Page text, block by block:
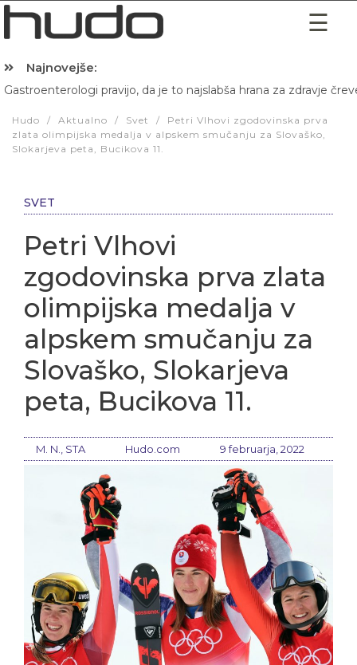
Najnovejše:
Gastroenterologi pravijo, da je to najslabša hrana za zdravje
Hudo / Aktualno / Svet /
Petri Vlhovi zgodovinska prva
zlata olimpijska medalja v alpskem smučanju za Slovaško,
Slokarjeva peta, Bucikova 11.
SVET
Petri Vlhovi
zgodovinska prva zlata
olimpijska medalja v
alpskem smučanju za
Slovaško, Slokarjeva
peta, Bucikova 11.
M. N., STA Hudo.com 9 februarja, 2022